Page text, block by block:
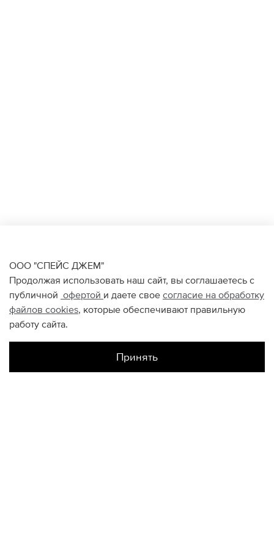
ООО "СПЕЙС ДЖЕМ"
Продолжая использовать наш сайт, вы соглашаетесь с
публичной офертой и даете свое согласие на обработку
файлов cookies, которые обеспечивают правильную
работу сайта.
Принять